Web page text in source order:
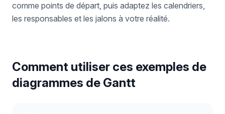
comme points de départ, puis adaptez les calendriers,
les responsables et les jalons à votre réalité.
Comment utiliser ces exemples de
diagrammes de Gantt